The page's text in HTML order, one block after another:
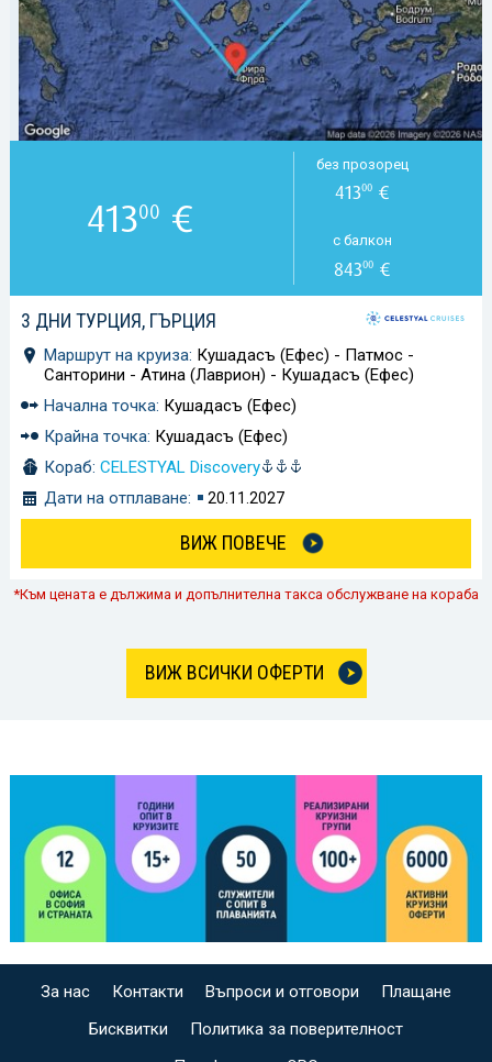
3 ДНИ ТУРЦИЯ, ГЪРЦИЯ
Маршрут на круиза: Кушадасъ (Ефес) - Патмос -
Санторини - Атина (Лаврион) - Кушадасъ (Ефес)
Начална точка: Кушадасъ (Ефес)
Крайна точка: Кушадасъ (Ефес)
Кораб: CELESTYAL Discovery
Дати на отплаване:
20.11.2027
ВИЖ ПОВЕЧЕ
41300 €
без прозорец
41300 €
с балкон
84300 €
*Към цената е дължима и допълнителна такса обслужване на кораба
ВИЖ ВСИЧКИ ОФЕРТИ
За нас Контакти Въпроси и отговори
Плащане
Бисквитки
Политика за поверителност